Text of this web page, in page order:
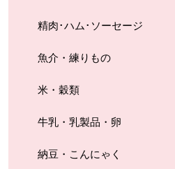
精肉･ハム･ソーセージ
魚介・練りもの
米・穀類
牛乳・乳製品・卵
納豆・こんにゃく